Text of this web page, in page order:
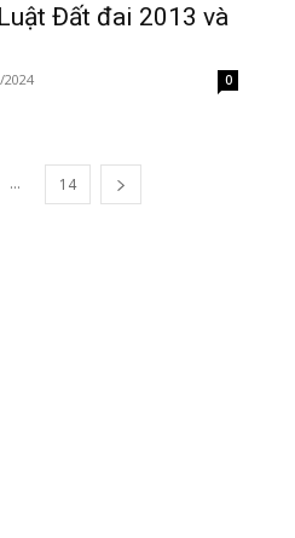
Đất đai 2013 và
2024 0
... 14